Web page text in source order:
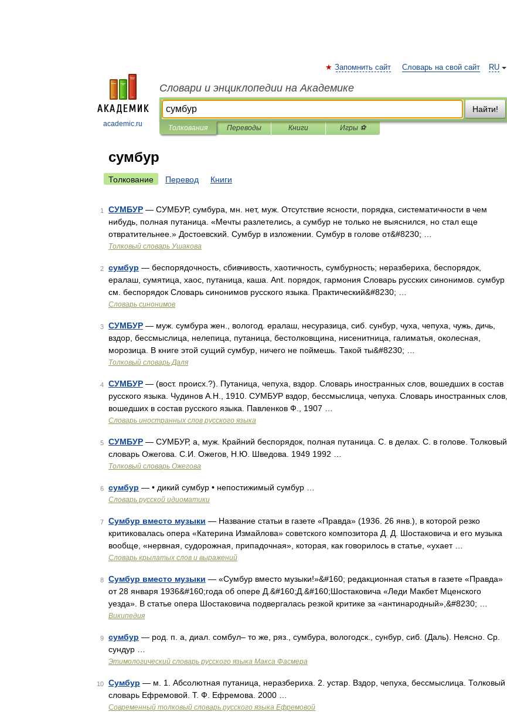
academic.ru
RU
Запомнить сайт Словарь на свой сайт
Словари и энциклопедии на Академике
Найти!
Толкования Переводы Книги Игры ⚽
сумбур
Толкование Перевод Книги
1 СУМБУР — СУМБУР, сумбура, мн. нет, муж. Отсутствие ясности, порядка, систематичности в чем
нибудь, полная путаница. «Мечты разлетелись, а сумбур не только не выяснился, но стал еще
отвратительнее.» Достоевский. Сумбур в изложении. Сумбур в голове от&#8230; …
Толковый словарь Ушакова
2 сумбур — беспорядочность, сбивчивость, хаотичность, сумбурность; неразбериха, беспорядок,
ералаш, сумятица, хаос, путаница, каша. Ant. порядок, гармония Словарь русских синонимов. сумбур
см. беспорядок Словарь синонимов русского языка. Практический&#8230; …
Словарь синонимов
3 СУМБУР — муж. сумбура жен., вологод. ералаш, несуразица, сиб. сунбур, чуха, чепуха, чужь, дичь,
вздор, бессмыслица, нелепица, путаница, бестолковщина, нисенитница, галиматья, околесная,
морозица. В книге этой сущий сумбур, ничего не поймешь. Такой ты&#8230; …
Толковый словарь Даля
4 СУМБУР — (вост. происх.?). Путаница, чепуха, вздор. Словарь иностранных слов, вошедших в состав
русского языка. Чудинов А.Н., 1910. СУМБУР вздор, бессмыслица, чепуха. Словарь иностранных слов,
вошедших в состав русского языка. Павленков Ф., 1907 …
Словарь иностранных слов русского языка
5 СУМБУР — СУМБУР, а, муж. Крайний беспорядок, полная путаница. С. в делах. С. в голове. Толковый
словарь Ожегова. С.И. Ожегов, Н.Ю. Шведова. 1949 1992 …
Толковый словарь Ожегова
6 сумбур — • дикий сумбур • непостижимый сумбур …
Словарь русской идиоматики
7 Сумбур вместо музыки — Название статьи в газете «Правда» (1936. 26 янв.), в которой резко
критиковалась опера «Катерина Измайлова» советского композитора Д. Д. Шостаковича и его музыка
вообще, «нервная, судорожная, припадочная», которая, как говорилось в статье, «ухает …
Словарь крылатых слов и выражений
8 Сумбур вместо музыки — «Сумбур вместо музыки!»&#160; редакционная статья в газете «Правда»
от 28 января 1936&#160;года об опере Д.&#160;Д.&#160;Шостаковича «Леди Макбет Мценского
уезда». В статье опера Шостаковича подвергалась резкой критике за «антинародный»,&#8230; …
Википедия
9 сумбур — род. п. а, диал. сомбул– то же, ряз., сумбура, вологодск., сунбур, сиб. (Даль). Неясно. Ср.
сундур …
Этимологический словарь русского языка Макса Фасмера
10 Сумбур — м. 1. Абсолютная путаница, неразбериха. 2. устар. Вздор, чепуха, бессмыслица. Толковый
словарь Ефремовой. Т. Ф. Ефремова. 2000 …
Современный толковый словарь русского языка Ефремовой